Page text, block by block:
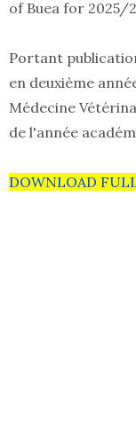
of Buea for 2025/
Portant
en deuxième
Médecine
de l'année
DOWNLOAD